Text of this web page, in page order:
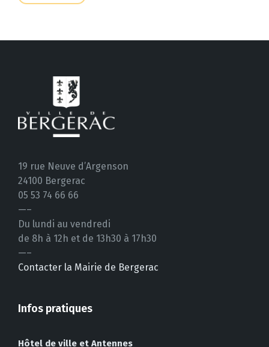
19 rue Neuve d’Argenson
24100 Bergerac
05 53 74 66 66
—–
Du lundi au vendredi
de 8h à 12h et de 13h30 à 17h30
—–
Contacter la Mairie de Bergerac
Infos pratiques
Hôtel de ville et Antennes